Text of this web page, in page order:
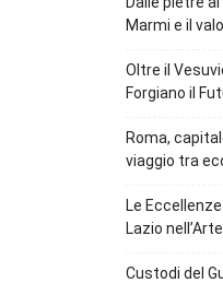
Marmi e il
Oltre il
Forgiano il
Roma,
viaggio tra
Le
Lazio
Custodi del